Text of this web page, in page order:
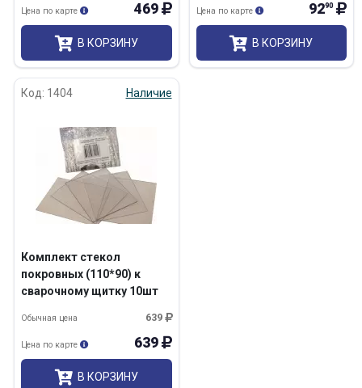
469
Цена по карте
В КОРЗИНУ
9290
Цена по карте
В КОРЗИНУ
Код: 1404 Наличие
Комплект стекол
покровных (110*90) к
сварочному щитку 10шт
639
Обычная цена
639
Цена по карте
В КОРЗИНУ